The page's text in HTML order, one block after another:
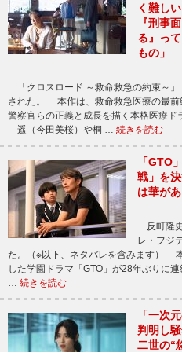
く難し
『刑事
る』っ
もの」
「クロスロード ～救命救急の約束～
された。 本作は、救命救急医療の最前
警察官らの正義と成長を描く本格医療ド
遥（今田美桜）や桐 … 続きを読む
「GTO
戦」を
は華が
反町隆
レ・フジ
た。（※以下、ネタバレを含みます）
した学園ドラマ「GTO」が28年ぶりに
続きを読む
「一次
判明し
二世の“